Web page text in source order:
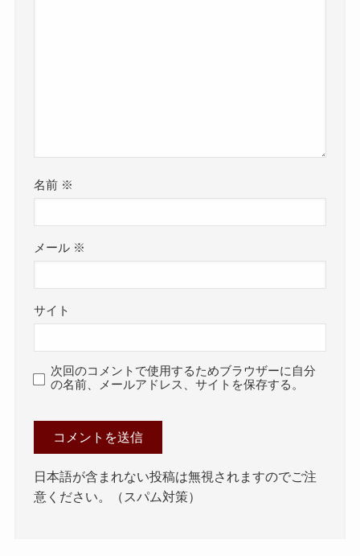
名前 ※
メール ※
サイト
次回のコメントで使用するためブラウザーに自分
の名前、メールアドレス、サイトを保存する。
日本語が含まれない投稿は無視されますのでご注
意ください。（スパム対策）